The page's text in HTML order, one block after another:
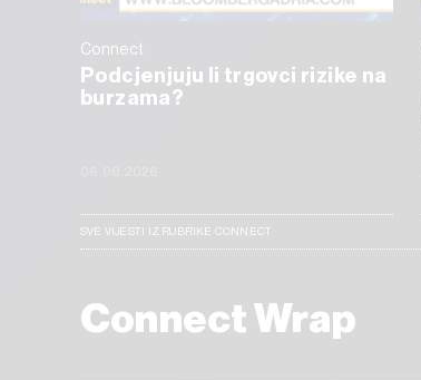
Connect
Podcjenjuju li trgovci rizike na
burzama?
SVE VIJESTI IZ RUBRIKE CONNECT
Connect Wrap